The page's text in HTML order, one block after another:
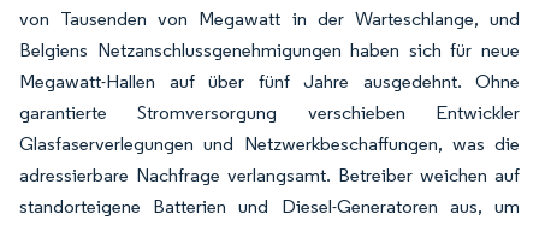
von Tausenden von Megawatt in der Warteschlange, und
Belgiens Netzanschlussgenehmigungen haben sich für neue
Megawatt-Hallen auf über fünf Jahre ausgedehnt. Ohne
garantierte Stromversorgung verschieben Entwickler
Glasfaserverlegungen und Netzwerkbeschaffungen, was die
adressierbare Nachfrage verlangsamt. Betreiber weichen auf
standorteigene Batterien und Diesel-Generatoren aus, um